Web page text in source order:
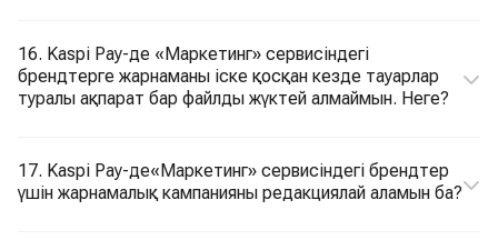
16. Kaspi Pay-де «Маркетинг» сервисіндегі
брендтерге жарнаманы іске қосқан кезде тауарлар
туралы ақпарат бар файлды жүктей алмаймын. Неге?
17. Kaspi Pay-де«Маркетинг» сервисіндегі брендтер
үшін жарнамалық кампанияны редакциялай аламын ба?